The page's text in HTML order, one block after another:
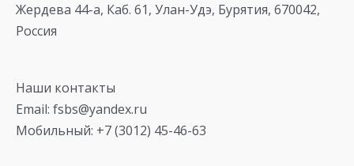
Жердева 44-а, Каб. 61, Улан-Удэ, Бурятия, 670042,
Россия
Наши контакты
Email: fsbs@yandex.ru
Мобильный: +7 (3012) 45-46-63